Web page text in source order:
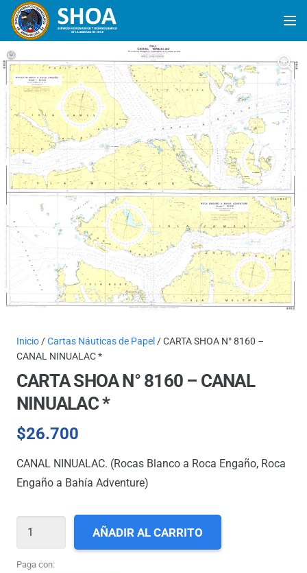
Inicio /Cartas Náuticas de Papel / CARTA SHOA N° 8160 –
CANAL NINUALAC *
CARTA SHOA N° 8160 – CANAL
NINUALAC *
$26.700
CANAL NINUALAC. (Rocas Blanco a Roca Engaño, Roca
Engaño a Bahía Adventure)
N°
AÑADIR AL CARRITO
Paga con: